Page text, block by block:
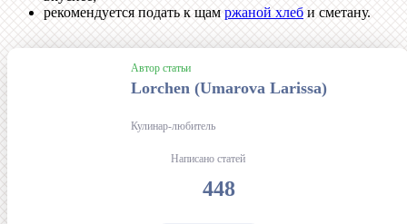
рекомендуется подать к щамржаной хлеби сметану.
Автор статьи
Lorchen (Umarova Larissa)
Кулинар-любитель
Написано статей
448